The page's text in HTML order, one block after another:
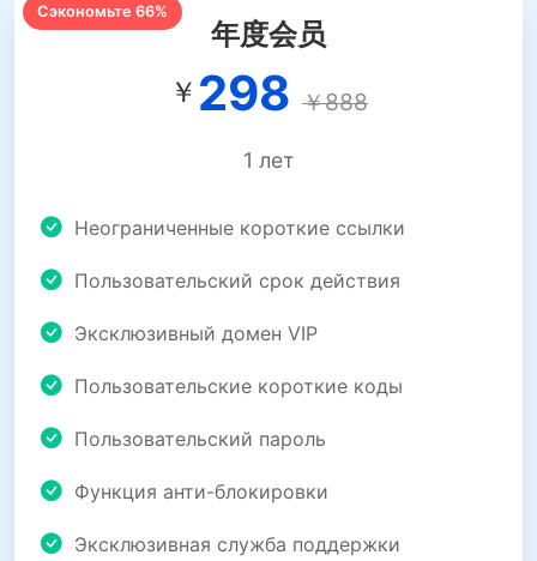
Сэкономьте 66%
年度会员
￥ 298 ￥888
1 лет
Неограниченные короткие ссылки
Пользовательский срок действия
Эксклюзивный домен VIP
Пользовательские короткие коды
Пользовательский пароль
Функция анти-блокировки
Эксклюзивная служба поддержки